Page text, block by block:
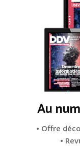
Au
• Offre
•